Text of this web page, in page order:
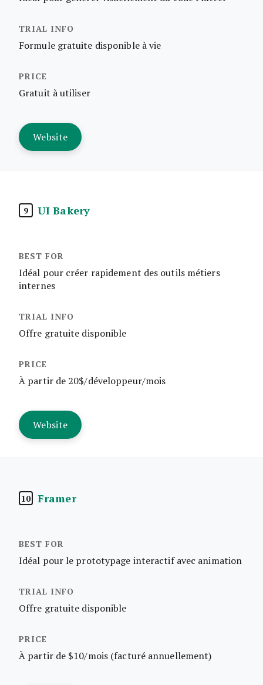
Formule gratuite disponible à vie
Gratuit à utiliser
Website
9 UI Bakery
Idéal pour créer rapidement des outils métiers
internes
Offre gratuite disponible
À partir de 20$/développeur/mois
Website
10 Framer
Idéal pour le prototypage interactif avec animation
Offre gratuite disponible
À partir de $10/mois (facturé annuellement)